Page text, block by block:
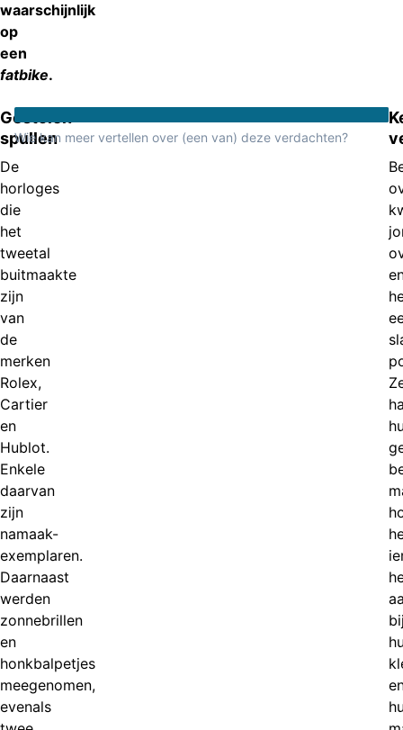
waarschijnlijk
op
een
fatbike.
Gestolen
spullen
De
horloges
die
het
tweetal
buitmaakte
zijn
van
de
merken
Rolex,
Cartier
en
Hublot.
Enkele
daarvan
zijn
namaak-
exemplaren.
Daarnaast
werden
zonnebrillen
en
honkbalpetjes
meegenomen,
evenals
Wie kan meer vertellen over (een van) deze verdachten?